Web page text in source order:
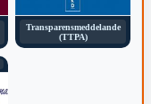
Transparensmeddelande
(TTPA)